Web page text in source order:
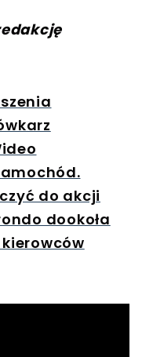
do akcji
dookoła